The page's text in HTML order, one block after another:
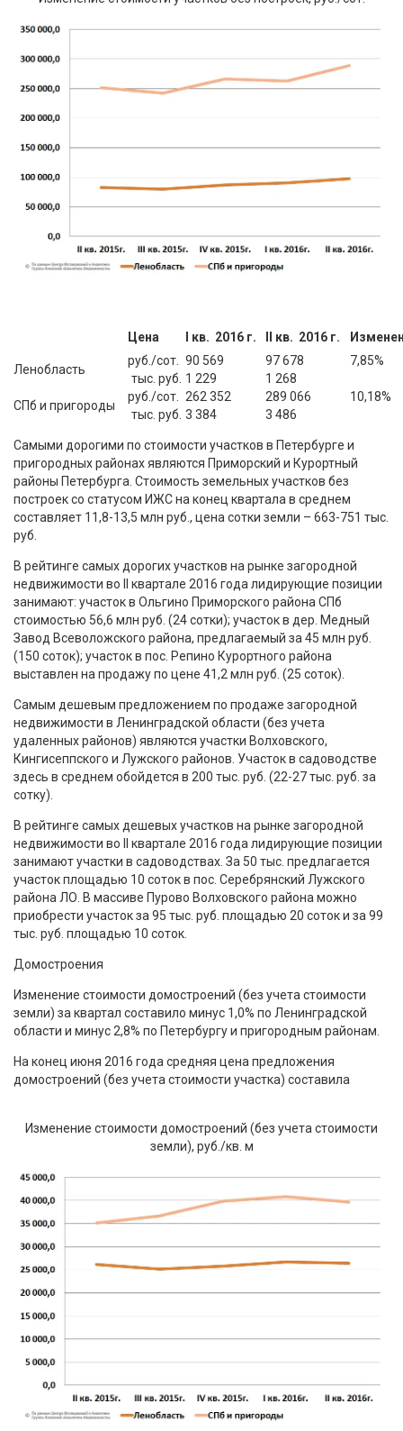
Цена I кв. 2016 г. II кв. 2016 г.
Ленобласть
руб./сот. 90 569 97 678
7,85%
тыс. руб. 1 229
1 268
СПб и пригороды
руб./сот. 262 352 289 066
10,18%
тыс. руб. 3 384 3 486
Самыми дорогими по стоимости участков в Петербурге и
пригородных районах являются Приморский и Курортный
районы Петербурга. Стоимость земельных участков без
построек со статусом ИЖС на конец квартала в среднем
составляет 11,8-13,5 млн руб., цена сотки земли – 663-751 тыс.
руб.
В рейтинге самых дорогих участков на рынке загородной
недвижимости во II квартале 2016 года лидирующие позиции
занимают: участок в Ольгино Приморского района СПб
стоимостью 56,6 млн руб. (24 сотки); участок в дер. Медный
Завод Всеволожского района, предлагаемый за 45 млн руб.
(150 соток); участок в пос. Репино Курортного района
выставлен на продажу по цене 41,2 млн руб. (25 соток).
Самым дешевым предложением по продаже загородной
недвижимости в Ленинградской области (без учета
удаленных районов) являются участки Волховского,
Кингисеппского и Лужского районов. Участок в садоводстве
здесь в среднем обойдется в 200 тыс. руб. (22-27 тыс. руб. за
сотку).
В рейтинге самых дешевых участков на рынке загородной
недвижимости во II квартале 2016 года лидирующие позиции
занимают участки в садоводствах. За 50 тыс. предлагается
участок площадью 10 соток в пос. Серебрянский Лужского
района ЛО. В массиве Пурово Волховского района можно
приобрести участок за 95 тыс. руб. площадью 20 соток и за 99
тыс. руб. площадью 10 соток.
Домостроения
Изменение стоимости домостроений (без учета стоимости
земли) за квартал составило минус 1,0% по Ленинградской
области и минус 2,8% по Петербургу и пригородным районам.
На конец июня 2016 года средняя цена предложения
домостроений (без учета стоимости участка) составила
Изменение стоимости домостроений (без учета стоимости
земли), руб./кв. м